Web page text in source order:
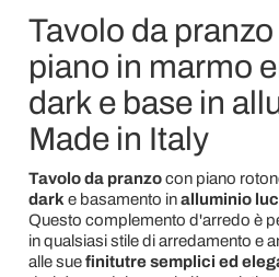
Tavolo da
piano in marmo
dark e base in
Made in Italy
Tavolo da pranzocon piano
dark e basamento inalluminio
Questo complemento d'arredo è
in qualsiasi stile di arredamento e
alle suefinitutre semplici ed